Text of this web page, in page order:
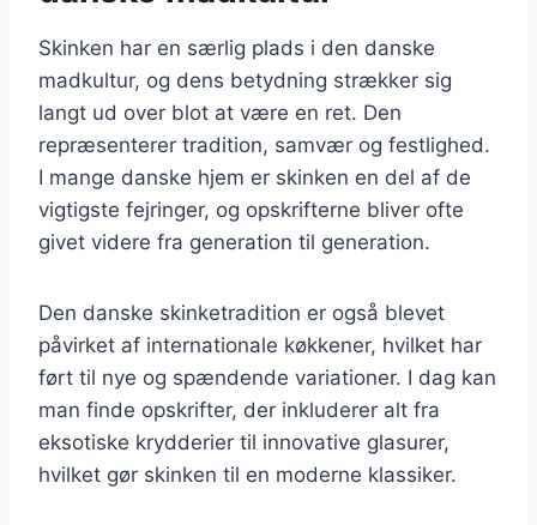
Skinken har en særlig plads i den danske
madkultur, og dens betydning strækker sig
langt ud over blot at være en ret. Den
repræsenterer tradition, samvær og festlighed.
I mange danske hjem er skinken en del af de
vigtigste fejringer, og opskrifterne bliver ofte
givet videre fra generation til generation.
Den danske skinketradition er også blevet
påvirket af internationale køkkener, hvilket har
ført til nye og spændende variationer. I dag kan
man finde opskrifter, der inkluderer alt fra
eksotiske krydderier til innovative glasurer,
hvilket gør skinken til en moderne klassiker.